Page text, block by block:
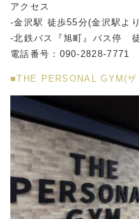
アクセス
-金沢駅 徒歩55分(金沢駅よ
-北鉄バス『旭町』バス停
電話番号：090-2828-7771
■THE PERSONAL GYM(ザ